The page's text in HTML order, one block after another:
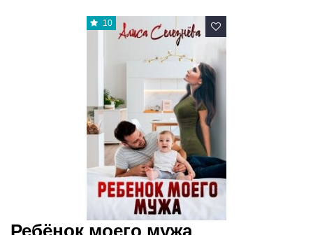
10
Ребёнок моего мужа